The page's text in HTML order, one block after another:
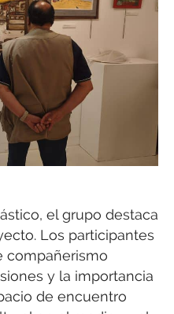
el grupo destaca
Los participantes
compañerismo
y la importancia
de encuentro